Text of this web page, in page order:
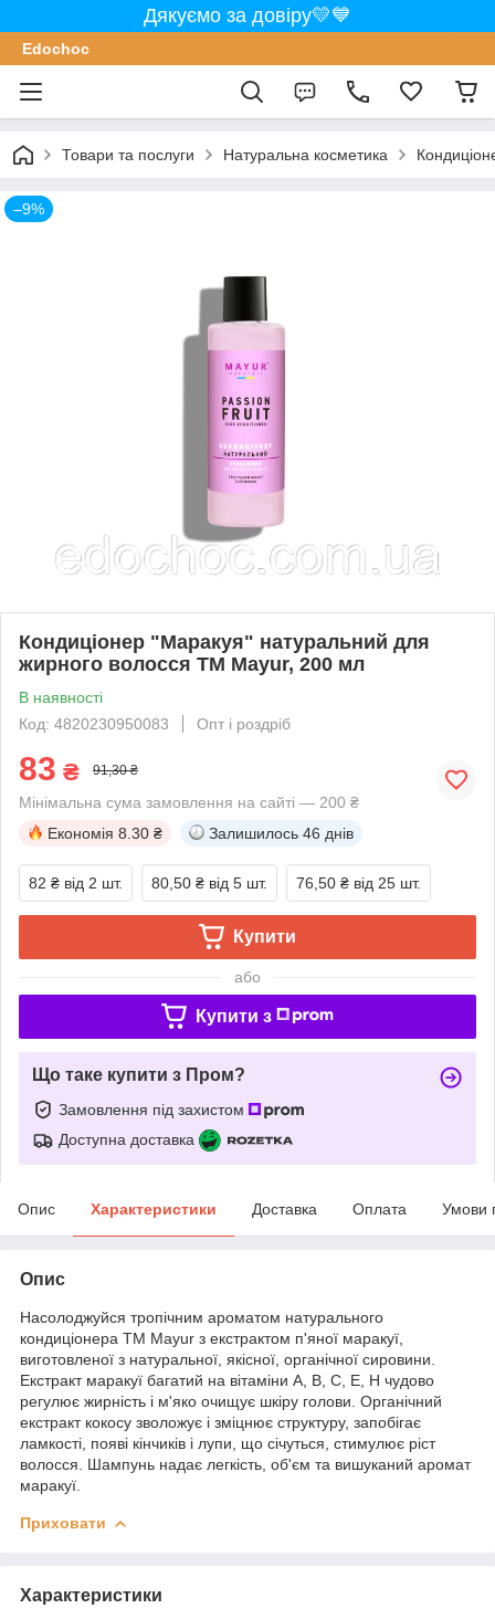
Дякуємо за довіру💛💙
Edochoс
Товари та послуги Натуральна косметика
–9%
Кондиціонер "Маракуя" натуральний для
жирного волосся TM Mayur, 200 мл
В наявності
Код: 4820230950083
Опт і роздріб
83 ₴ 91,30 ₴
Мінімальна сума замовлення на сайті — 200 ₴
Економія 8.30 ₴ Залишилось 46 днів
82 ₴ від 2 шт. 80,50 ₴ від 5 шт. 76,50 ₴ від 25 шт.
Купити
або
Купити з
Що таке купити з Пром?
Замовлення під захистом
Доступна доставка
Опис Характеристики Доставка Оплата Умови
Опис
Насолоджуйся тропічним ароматом натурального
кондиціонера ТМ Mayur з екстрактом п'яної маракуї,
виготовленої з натуральної, якісної, органічної сировини.
Екстракт маракуї багатий на вітаміни А, В, С, Е, H чудово
регулює жирність і м'яко очищує шкіру голови. Органічний
екстракт кокосу зволожує і зміцнює структуру, запобігає
ламкості, появі кінчиків і лупи, що січуться, стимулює ріст
волосся. Шампунь надає легкість, об'єм та вишуканий аромат
маракуї.
Приховати
Характеристики